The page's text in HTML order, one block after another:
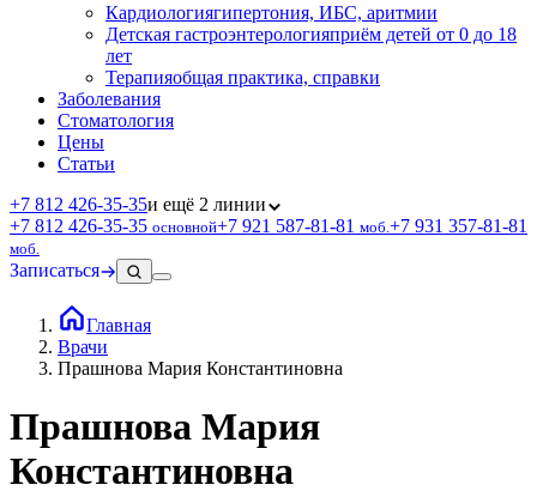
Кардиологиягипертония, ИБС, аритмии
Детская гастроэнтерологияприём детей от 0 до 18
лет
Терапияобщая практика, справки
Заболевания
Стоматология
Цены
Статьи
+7 812 426‑35‑35и ещё 2 линии
+7 812 426‑35‑35 основной+7 921 587‑81‑81 моб. +7 931 357‑81‑81
моб.
Записаться
Главная
Врачи
Прашнова Мария Константиновна
Прашнова Мария
Константиновна